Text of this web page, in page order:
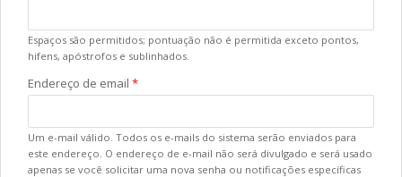
Espaços são permitidos; pontuação não é permitida exceto pontos,
hifens, apóstrofos e sublinhados.
Endereço de email *
Um e-mail válido. Todos os e-mails do sistema serão enviados para
este endereço. O endereço de e-mail não será divulgado e será usado
apenas se você solicitar uma nova senha ou notificações específicas